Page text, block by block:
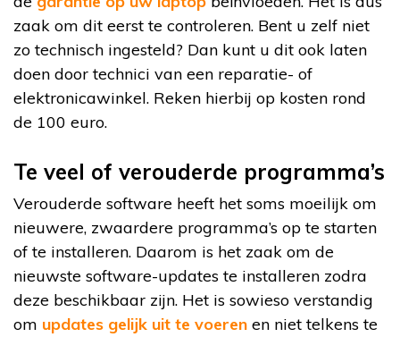
zaak om dit eerst te controleren. Bent u zelf niet
zo technisch ingesteld? Dan kunt u dit ook laten
doen door technici van een reparatie- of
elektronicawinkel. Reken hierbij op kosten rond
de 100 euro.
Te veel of verouderde programma’s
Verouderde software heeft het soms moeilijk om
nieuwere, zwaardere programma’s op te starten
of te installeren. Daarom is het zaak om de
nieuwste software-updates te installeren zodra
deze beschikbaar zijn. Het is sowieso verstandig
om updates gelijk uit te voeren en niet telkens te